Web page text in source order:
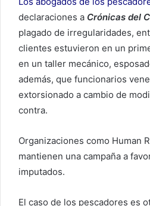
declaraciones a Crónicas del
plagado de irregularidades,
clientes estuvieron en un
en un taller mecánico,
además, que funcionarios
extorsionado a cambio de
contra.
Organizaciones como Human
mantienen una campaña a
imputados.
El caso de los pescadores es